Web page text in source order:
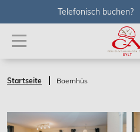
Telefonisch buchen?
Startseite Boernhüs